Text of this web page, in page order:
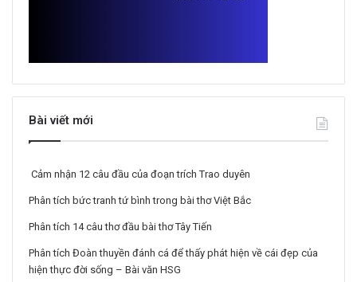
Bài viết mới
Cảm nhận 12 câu đầu của đoạn trích Trao duyên
Phân tích bức tranh tứ bình trong bài thơ Việt Bắc
Phân tích 14 câu thơ đầu bài thơ Tây Tiến
Phân tích Đoàn thuyền đánh cá để thấy phát hiện về cái đẹp của
hiện thực đời sống – Bài văn HSG